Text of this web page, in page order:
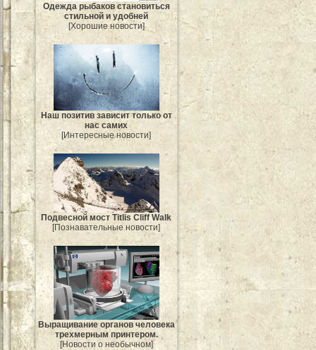
Одежда рыбаков становиться
стильной и удобней
[Хорошие новости]
Наш позитив зависит только от
нас самих
[Интересные новости]
Подвесной мост Titlis Cliff Walk
[Познавательные новости]
Выращивание органов человека
трехмерным принтером.
[Новости о необычном]